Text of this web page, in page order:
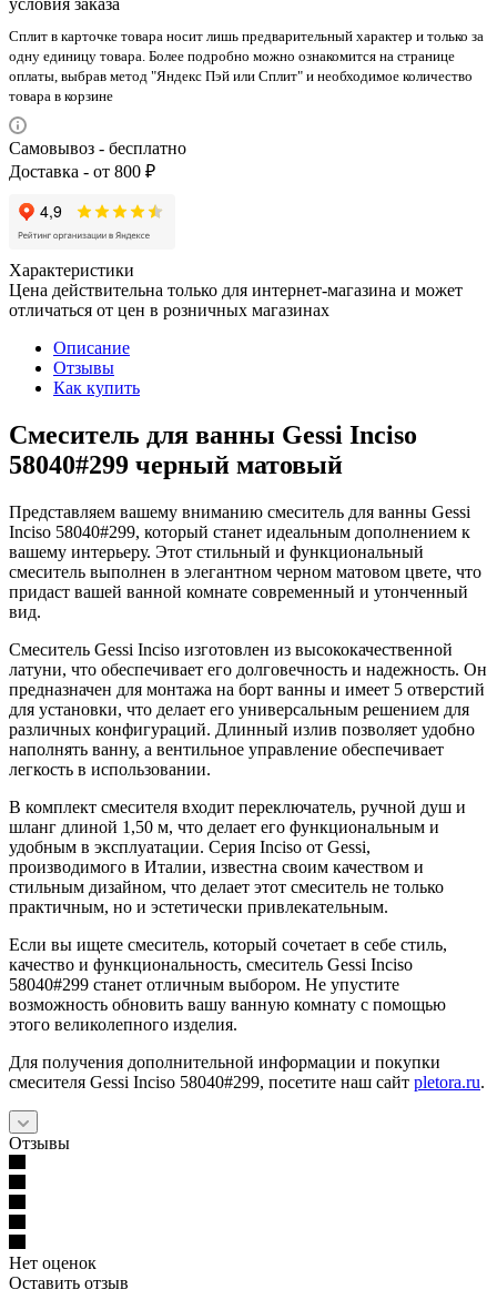
Сплит в карточке товара носит лишь предварительный характер и только за
одну единицу товара. Более подробно можно ознакомится на странице
оплаты, выбрав метод "Яндекс Пэй или Сплит" и необходимое количество
товара в корзине
Самовывоз - бесплатно
Доставка - от 800 ₽
Характеристики
Цена действительна только для интернет-магазина и может
отличаться от цен в розничных магазинах
Описание
Отзывы
Как купить
Смеситель для ванны Gessi Inciso
58040#299 черный матовый
Представляем вашему вниманию смеситель для ванны Gessi
Inciso 58040#299, который станет идеальным дополнением к
вашему интерьеру. Этот стильный и функциональный
смеситель выполнен в элегантном черном матовом цвете, что
придаст вашей ванной комнате современный и утонченный
вид.
Смеситель Gessi Inciso изготовлен из высококачественной
латуни, что обеспечивает его долговечность и надежность. Он
предназначен для монтажа на борт ванны и имеет 5 отверстий
для установки, что делает его универсальным решением для
различных конфигураций. Длинный излив позволяет удобно
наполнять ванну, а вентильное управление обеспечивает
легкость в использовании.
В комплект смесителя входит переключатель, ручной душ и
шланг длиной 1,50 м, что делает его функциональным и
удобным в эксплуатации. Серия Inciso от Gessi,
производимого в Италии, известна своим качеством и
стильным дизайном, что делает этот смеситель не только
практичным, но и эстетически привлекательным.
Если вы ищете смеситель, который сочетает в себе стиль,
качество и функциональность, смеситель Gessi Inciso
58040#299 станет отличным выбором. Не упустите
возможность обновить вашу ванную комнату с помощью
этого великолепного изделия.
Для получения дополнительной информации и покупки
смесителя Gessi Inciso 58040#299, посетите наш сайт pletora.ru.
Отзывы
Нет оценок
Оставить отзыв